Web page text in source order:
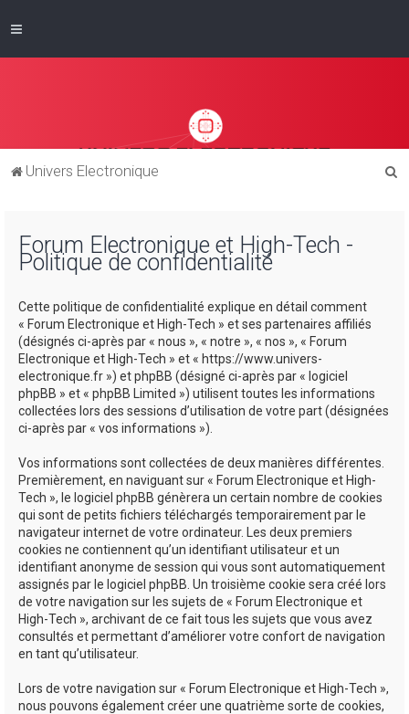
Univers Electronique
Forum Electronique et High-Tech -
Politique de confidentialité
Cette politique de confidentialité explique en détail comment
« Forum Electronique et High-Tech » et ses partenaires affiliés
(désignés ci-après par « nous », « notre », « nos », « Forum
Electronique et High-Tech » et « https://www.univers-
electronique.fr ») et phpBB (désigné ci-après par « logiciel
phpBB » et « phpBB Limited ») utilisent toutes les informations
collectées lors des sessions d’utilisation de votre part (désignées
ci-après par « vos informations »).
Vos informations sont collectées de deux manières différentes.
Premièrement, en naviguant sur « Forum Electronique et High-
Tech », le logiciel phpBB génèrera un certain nombre de cookies
qui sont de petits fichiers téléchargés temporairement par le
navigateur internet de votre ordinateur. Les deux premiers
cookies ne contiennent qu’un identifiant utilisateur et un
identifiant anonyme de session qui vous sont automatiquement
assignés par le logiciel phpBB. Un troisième cookie sera créé lors
de votre navigation sur les sujets de « Forum Electronique et
High-Tech », archivant de ce fait tous les sujets que vous avez
consultés et permettant d’améliorer votre confort de navigation
en tant qu’utilisateur.
Lors de votre navigation sur « Forum Electronique et High-Tech »,
nous pouvons également créer une quatrième sorte de cookies,